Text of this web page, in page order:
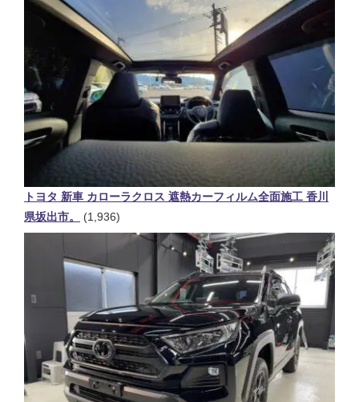
トヨタ 新車 カローラクロス 遮熱カーフィルム全面施工 香川
県坂出市。
(1,936)